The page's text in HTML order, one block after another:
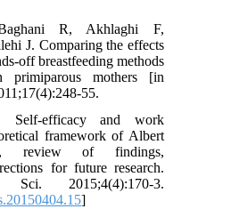
10. Azhari S, Baghani R,
Ebrahimzadeh S, Salehi J. Comparing
of hands-on and hands-off breastfeeding
on self-efficacy in primiparous
Persian]. JSUMS. 2011;17(4):248-55.
11. Iroegbu MN. Self-efficacy
performance: A theoretical framework
Bandura's model, review of
implications and directions for future
Psychol Behav Sci.
[DOI:10.11648/j.pbs.20150404.15